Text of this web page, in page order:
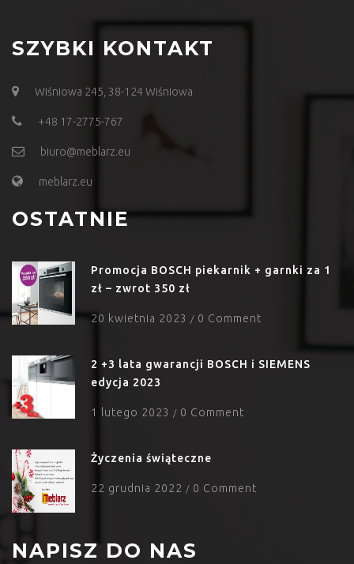
SZYBKI KONTAKT
Wiśniowa 245, 38-124 Wiśniowa
+48 17-2775-767
biuro@meblarz.eu
meblarz.eu
OSTATNIE
Promocja BOSCH piekarnik + garnki za 1
zł – zwrot 350 zł
20 kwietnia 2023 / 0 Comment
2 +3 lata gwarancji BOSCH i SIEMENS
edycja 2023
1 lutego 2023 / 0 Comment
Życzenia świąteczne
22 grudnia 2022 / 0 Comment
NAPISZ DO NAS